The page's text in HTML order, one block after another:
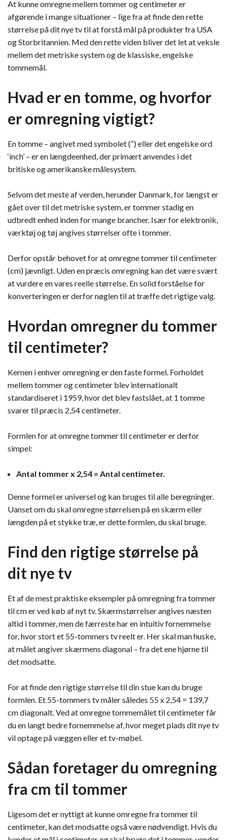
At kunne omregne mellem tommer og centimeter er
afgørende i mange situationer – lige fra at finde den rette
størrelse på dit nye tv til at forstå mål på produkter fra USA
og Storbritannien. Med den rette viden bliver det let at veksle
mellem det metriske system og de klassiske, engelske
tommemål.
Hvad er en tomme, og hvorfor
er omregning vigtigt?
En tomme – angivet med symbolet (“) eller det engelske ord
‘inch’ – er en længdeenhed, der primært anvendes i det
britiske og amerikanske målesystem.
Selvom det meste af verden, herunder Danmark, for længst er
gået over til det metriske system, er tommer stadig en
udbredt enhed inden for mange brancher. Især for elektronik,
værktøj og tøj angives størrelser ofte i tommer.
Derfor opstår behovet for at omregne tommer til centimeter
(cm) jævnligt. Uden en præcis omregning kan det være svært
at vurdere en vares reelle størrelse. En solid forståelse for
konverteringen er derfor nøglen til at træffe det rigtige valg.
Hvordan omregner du tommer
til centimeter?
Kernen i enhver omregning er den faste formel. Forholdet
mellem tommer og centimeter blev internationalt
standardiseret i 1959, hvor det blev fastslået, at 1 tomme
svarer til præcis 2,54 centimeter.
Formlen for at omregne tommer til centimeter er derfor
simpel:
Antal tommer x 2,54 = Antal centimeter.
Denne formel er universel og kan bruges til alle beregninger.
Uanset om du skal omregne størrelsen på en skærm eller
længden på et stykke træ, er dette formlen, du skal bruge.
Find den rigtige størrelse på
dit nye tv
Et af de mest praktiske eksempler på omregning fra tommer
til cm er ved køb af nyt tv. Skærmstørrelser angives næsten
altid i tommer, men de færreste har en intuitiv fornemmelse
for, hvor stort et 55-tommers tv reelt er. Her skal man huske,
at målet angiver skærmens diagonal – fra det ene hjørne til
det modsatte.
For at finde den rigtige størrelse til din stue kan du bruge
formlen. Et 55-tommers tv måler således 55 x 2,54 = 139,7
cm diagonalt. Ved at omregne tommemålet til centimeter får
du en langt bedre fornemmelse af, hvor meget plads dit nye tv
vil optage på væggen eller et tv-møbel.
Sådan foretager du omregning
fra cm til tommer
Ligesom det er nyttigt at kunne omregne fra tommer til
centimeter, kan det modsatte også være nødvendigt. Hvis du